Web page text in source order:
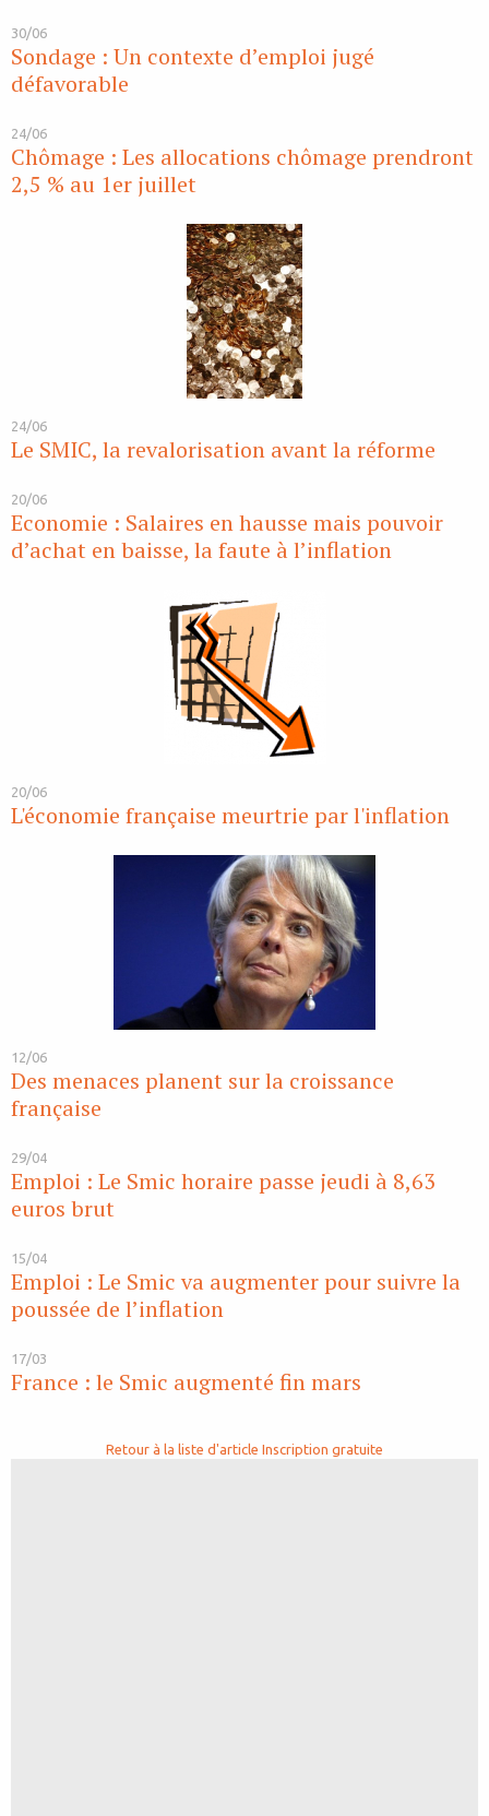
30/06
Sondage : Un contexte d’emploi jugé
défavorable
24/06
Chômage : Les allocations chômage prendront
2,5 % au 1er juillet
24/06
Le SMIC, la revalorisation avant la réforme
20/06
Economie : Salaires en hausse mais pouvoir
d’achat en baisse, la faute à l’inflation
20/06
L'économie française meurtrie par l'inflation
12/06
Des menaces planent sur la croissance
française
29/04
Emploi : Le Smic horaire passe jeudi à 8,63
euros brut
15/04
Emploi : Le Smic va augmenter pour suivre la
poussée de l’inflation
17/03
France : le Smic augmenté fin mars
Retour à la liste d'article Inscription gratuite